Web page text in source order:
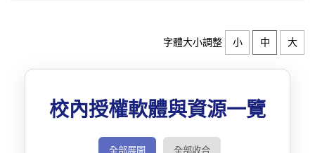
06.資訊設備借用
07.臺北市中小學資訊素養與倫理推動計畫
字體大小調整 小 中 大
校內授權軟體與資源一覽
全部展開 全部收合